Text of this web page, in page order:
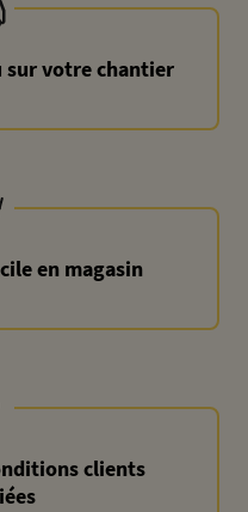
sur votre chantier
en magasin
clients